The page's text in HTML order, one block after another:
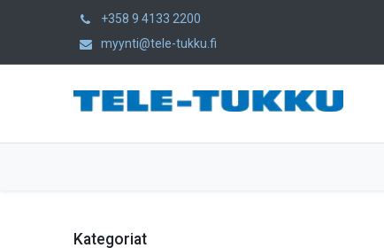
+358 9 4133 2200
myynti@tele-tukku.fi
Kategoriat